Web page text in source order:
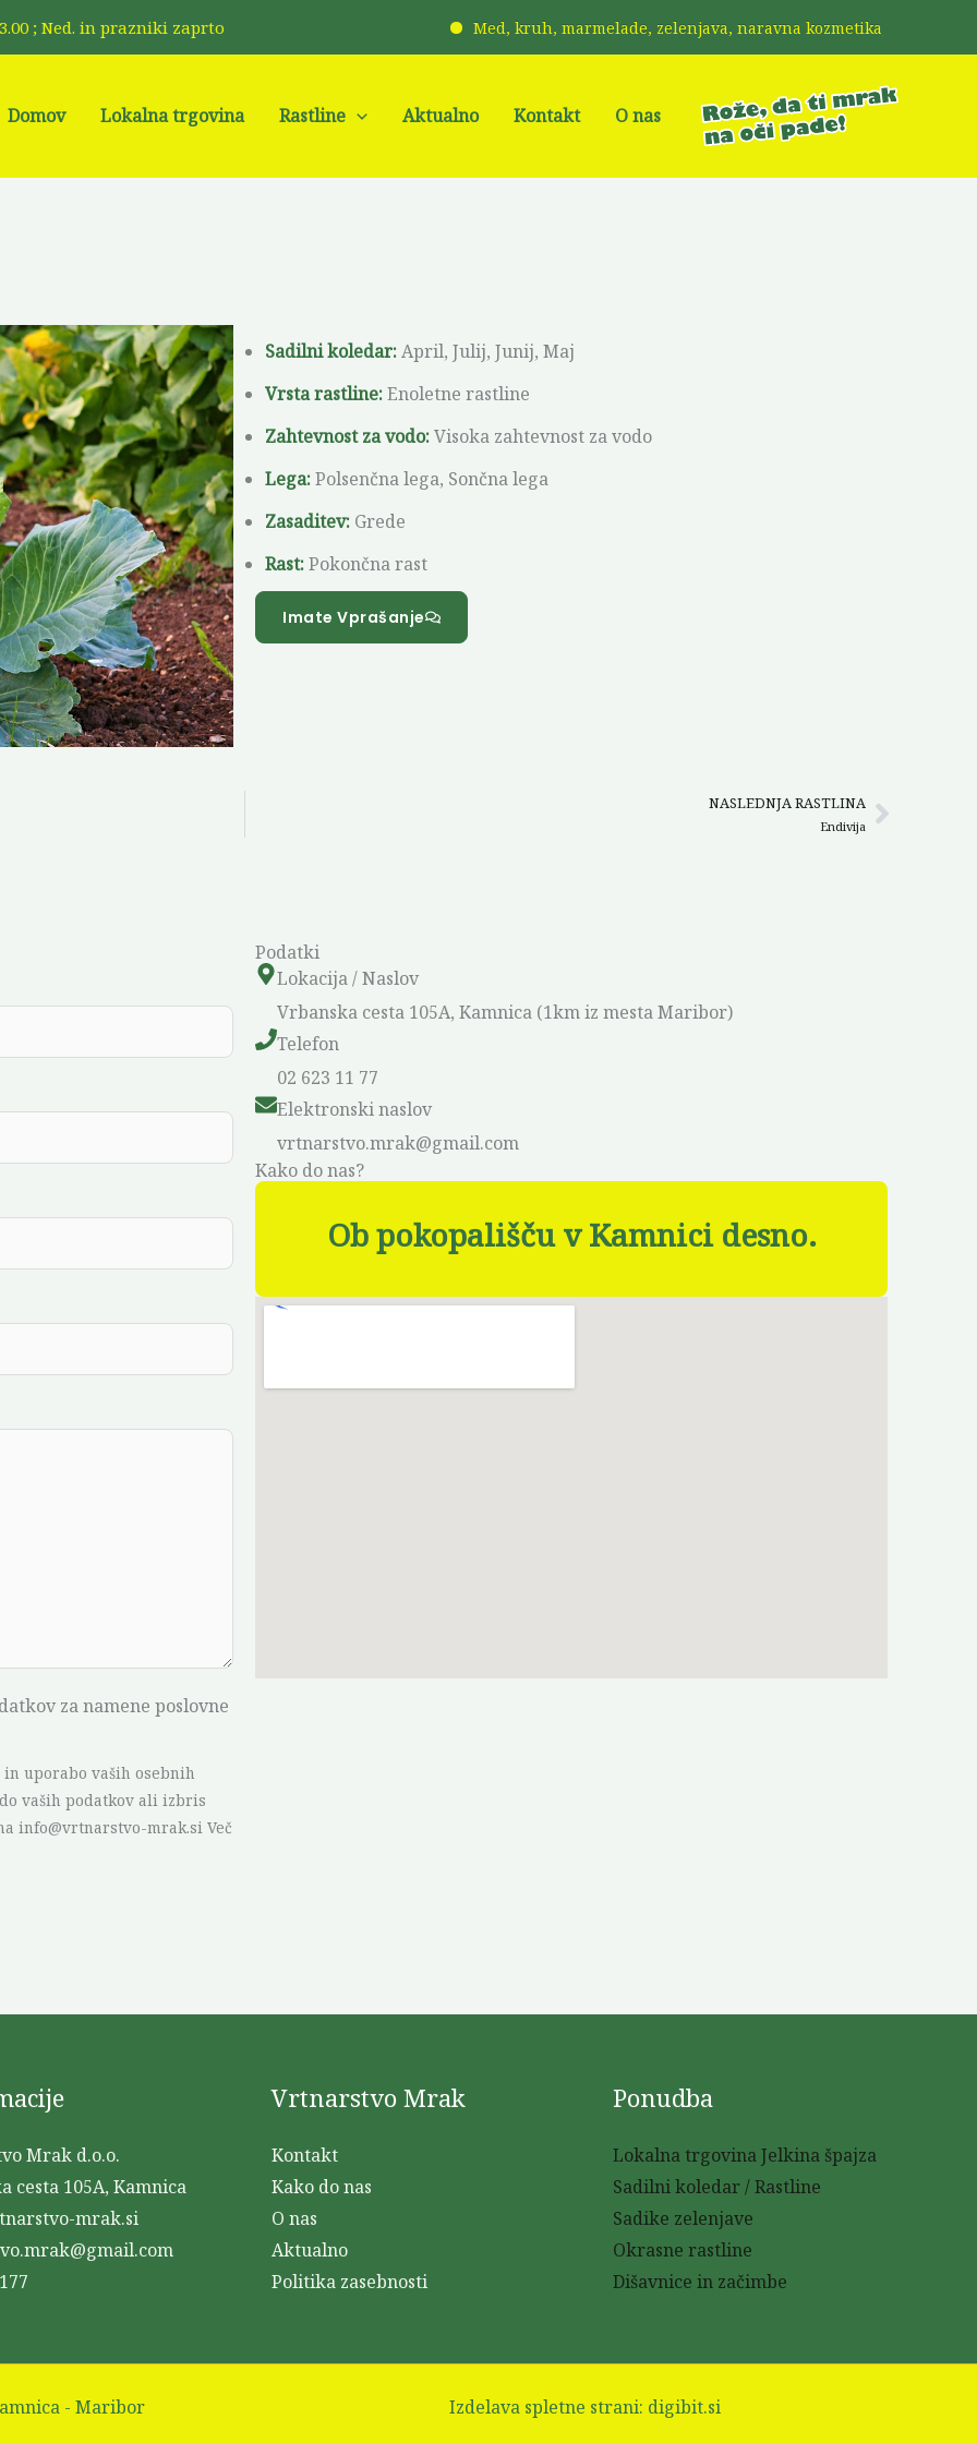
; Ned. in prazniki zaprto Med, kruh, marmelade, zelenjava, naravna kozmetika, kravji sir,
Domov Lokalna trgovina Rastline Aktualno Kontakt O nas
Sadilni koledar:April, Julij, Junij, Maj
Vrsta rastline:Enoletne rastline
Zahtevnost za vodo:Visoka zahtevnost za vodo
Lega:Polsenčna lega, Sončna lega
Zasaditev: Grede
Rast:Pokončna rast
Imate Vprašanje
NASLEDNJA RASTLINA
EndivijaNext
za namene poslovne
uporabo vaših osebnih
vaših podatkov ali izbris
info@vrtnarstvo-mrak.si Več
Podatki
Lokacija / Naslov
Vrbanska cesta 105A, Kamnica (1km iz mesta Maribor)
Telefon
02 623 11 77
Elektronski naslov
vrtnarstvo.mrak@gmail.com
Kako do nas?
Ob pokopališču v Kamnici desno.
Mrak d.o.o.
cesta 105A, Kamnica
mrak.si
Vrtnarstvo Mrak
Kontakt
Kako do nas
O nas
Aktualno
Politika zasebnosti
Ponudba
Lokalna trgovina Jelkina špajza
Sadilni koledar / Rastline
Sadike zelenjave
Okrasne rastline
Dišavnice in začimbe
- Maribor Izdelava spletne strani: digibit.si